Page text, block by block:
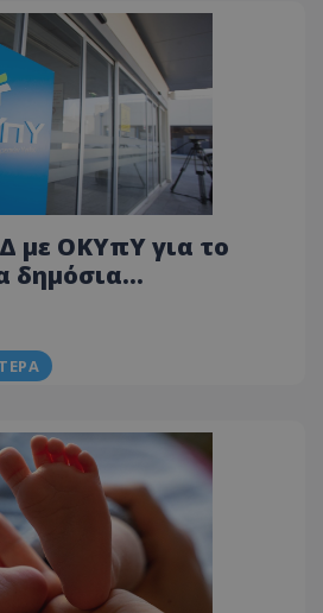
με ΟΚΥπΥ για το
δημόσια